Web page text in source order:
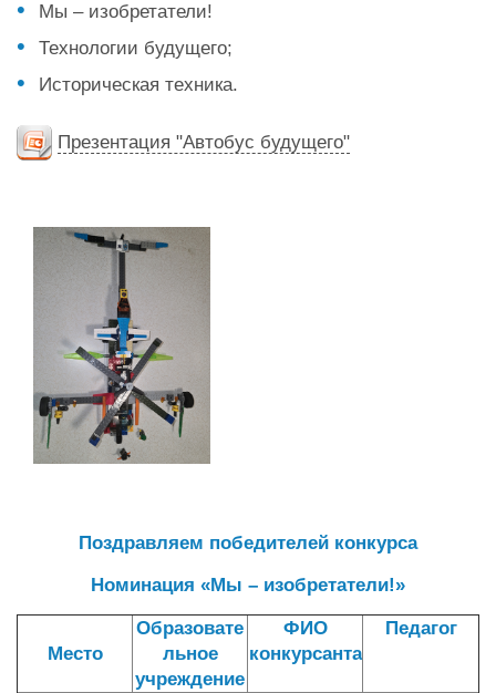
Мы – изобретатели!
Технологии будущего;
Историческая техника.
Презентация "Автобус будущего"
Поздравляем победителей конкурса
Номинация «Мы – изобретатели!»
Место
Образовате
льное
учреждение
ФИО
конкурсанта
Педагог